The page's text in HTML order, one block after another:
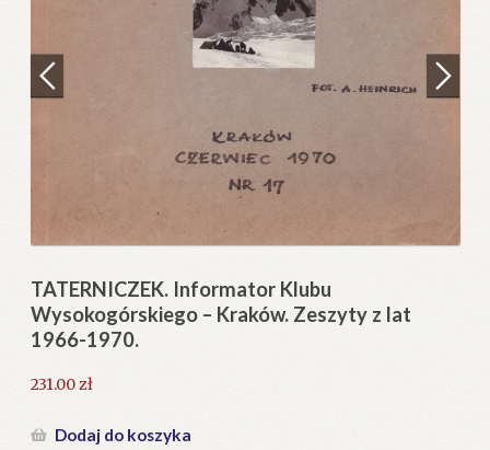
Zamówienie
Help in English
TATERNICZEK. Informator Klubu
Wysokogórskiego – Kraków. Zeszyty z lat
1966-1970.
231.00zł
Dodaj do koszyka